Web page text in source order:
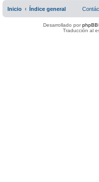
Inicio Índice general
Desarrollado porphpBB
Traducción al